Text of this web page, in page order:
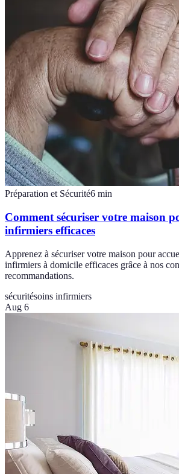
Préparation et Sécurité6 min
Comment sécuriser votre maison
infirmiers efficaces
Apprenez à sécuriser votre maison pour
infirmiers à domicile efficaces grâce à nos
recommandations.
sécuritésoins infirmiers
Aug 6